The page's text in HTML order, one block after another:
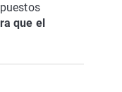
que el